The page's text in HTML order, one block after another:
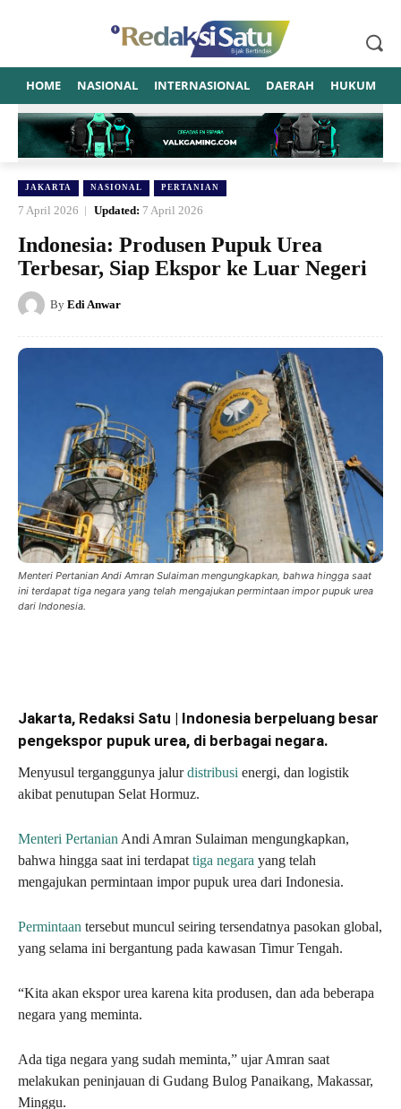
HOME NASIONAL INTERNASIONAL DAERAH HUKUM
JAKARTA NASIONAL PERTANIAN
7 April 2026 Updated: 7 April 2026
Indonesia: Produsen Pupuk Urea
Terbesar, Siap Ekspor ke Luar Negeri
By Edi Anwar
Menteri Pertanian Andi Amran Sulaiman mengungkapkan, bahwa hingga saat
ini terdapat tiga negara yang telah mengajukan permintaan impor pupuk urea
dari Indonesia.
Jakarta, Redaksi Satu | Indonesia berpeluang besar
pengekspor pupuk urea, di berbagai negara.
Menyusul terganggunya jalurdistribusi energi, dan logistik
akibat penutupan Selat Hormuz.
Menteri Pertanian Andi Amran Sulaiman mengungkapkan,
bahwa hingga saat ini terdapat tiga negara yang telah
mengajukan permintaan impor pupuk urea dari Indonesia.
Permintaan tersebut muncul seiring tersendatnya pasokan global,
yang selama ini bergantung pada kawasan Timur Tengah.
“Kita akan ekspor urea karena kita produsen, dan ada beberapa
negara yang meminta.
Ada tiga negara yang sudah meminta,” ujar Amran saat
melakukan peninjauan di Gudang Bulog Panaikang, Makassar,
Minggu.